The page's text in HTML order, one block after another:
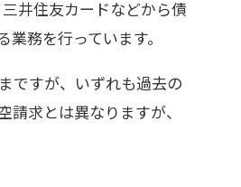
井住友カードなどから債
務を行っています。
ですが、いずれも過去の
求とは異なりますが、